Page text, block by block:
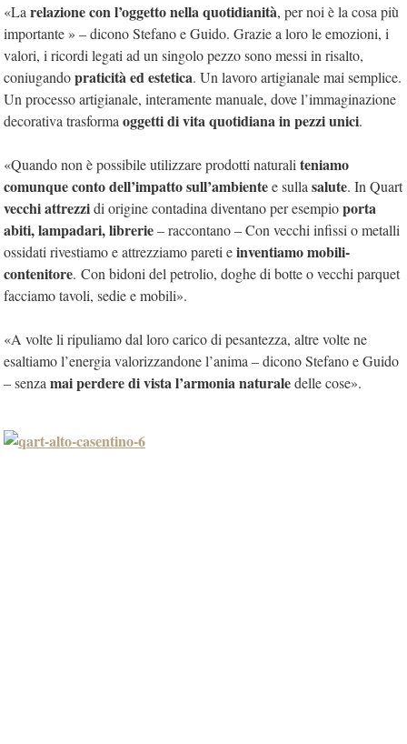
«Larelazione con l’oggetto nella quotidianità, per noi è la cosa più
importante » – dicono Stefano e Guido. Grazie a loro le emozioni, i
valori, i ricordi legati ad un singolo pezzo sono messi in risalto,
coniugandopraticità ed estetica. Un lavoro artigianale mai semplice.
Un processo artigianale, interamente manuale, dove l’immaginazione
decorativa trasformaoggetti di vita quotidiana in pezzi unici.
«Quando non è possibile utilizzare prodotti naturaliteniamo
comunque conto dell’impatto sull’ambientee sullasalute. In Quart
vecchi attrezzidi origine contadina diventano per esempioporta
abiti, lampadari, librerie– raccontano – Con vecchi infissi o metalli
ossidati rivestiamo e attrezziamo pareti einventiamo mobili-
contenitore. Con bidoni del petrolio, doghe di botte o vecchi parquet
facciamo tavoli, sedie e mobili».
«A volte li ripuliamo dal loro carico di pesantezza, altre volte ne
esaltiamo l’energia valorizzandone l’anima – dicono Stefano e Guido
– senzamai perdere di vista l’armonia naturaledelle cose».